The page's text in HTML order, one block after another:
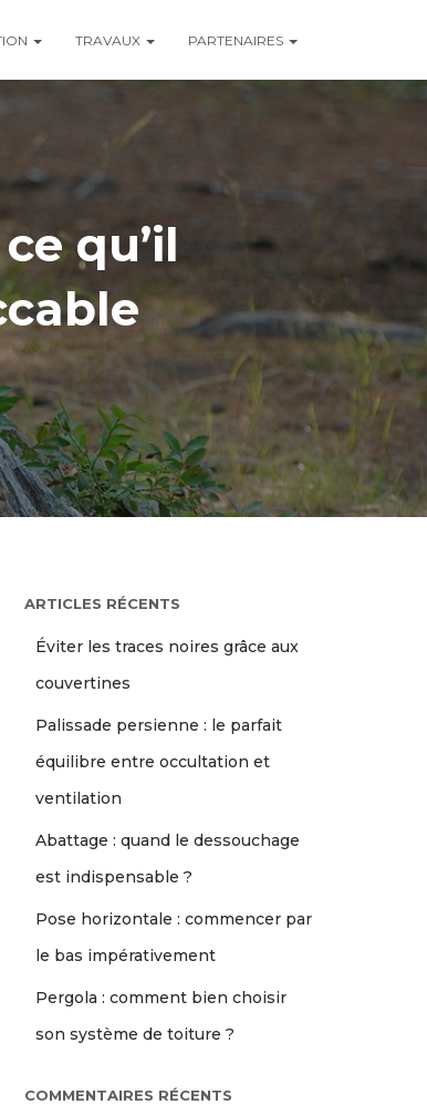
TRAVAUX PARTENAIRES
qu’il
ARTICLES RÉCENTS
Éviter les traces noires grâce aux
couvertines
Palissade persienne : le parfait
équilibre entre occultation et
ventilation
Abattage : quand le dessouchage
est indispensable ?
Pose horizontale : commencer par
le bas impérativement
Pergola : comment bien choisir
son système de toiture ?
COMMENTAIRES RÉCENTS